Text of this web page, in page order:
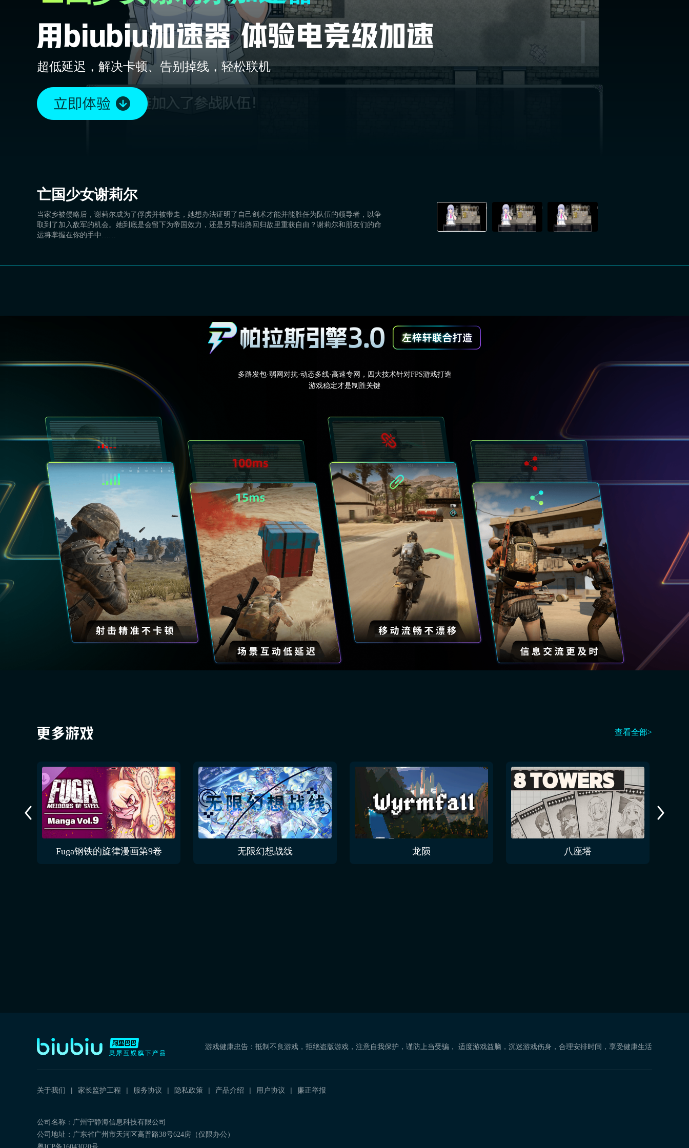
超低延迟，解决卡顿、告别掉线，轻松联机
亡国少女谢莉尔
当家乡被侵略后，谢莉尔成为了俘虏并被带走，她想办法证明了自己剑术才能并能胜任为队伍的领导者，以争
取到了加入敌军的机会。她到底是会留下为帝国效力，还是另寻出路回归故里重获自由？谢莉尔和朋友们的命
运将掌握在你的手中……
多路发包·弱网对抗·动态多线·高速专网，四大技术针对FPS游戏打造
游戏稳定才是制胜关键
查看全部>
Fuga钢铁的旋律漫画第9卷 无限幻想战线 龙陨 八座塔
游戏健康忠告：抵制不良游戏，拒绝盗版游戏，注意自我保护，谨防上当受骗， 适度游戏益脑，沉迷游戏伤身，合理安排时间，享受健康生活
关于我们 家长监护工程 服务协议 隐私政策 产品介绍 用户协议 廉正举报
公司名称：广州宁静海信息科技有限公司
公司地址：广东省广州市天河区高普路38号624房（仅限办公）